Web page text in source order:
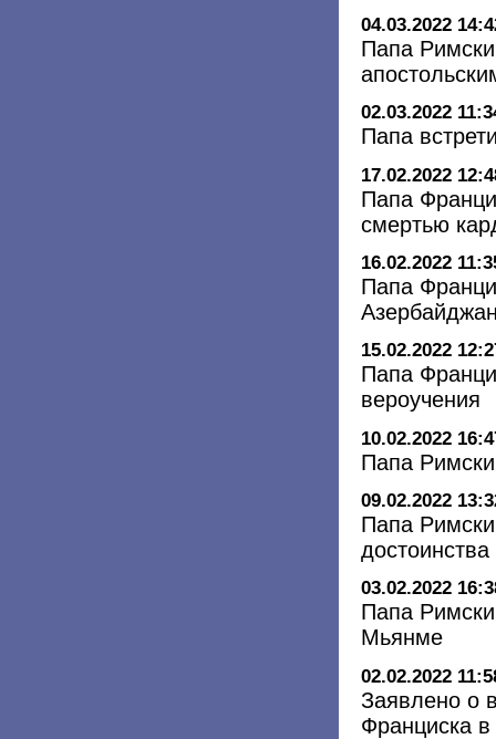
04.03.2022
Папа
02.03.2022
Папа
17.02.2022
Папа
смертью
16.02.2022
Папа
15.02.2022
Папа
вероучения
10.02.2022
Папа
09.02.2022
Папа
03.02.2022
Папа
Мьянме
02.02.2022
Заявлено о
Франциска